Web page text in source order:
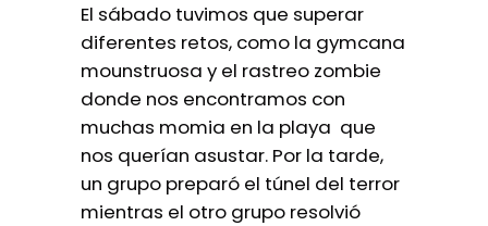
El sábado tuvimos que superar
diferentes retos, como la gymcana
mounstruosa y el rastreo zombie
donde nos encontramos con
muchas momia en la playa que
nos querían asustar. Por la tarde,
un grupo preparó el túnel del terror
mientras el otro grupo resolvió